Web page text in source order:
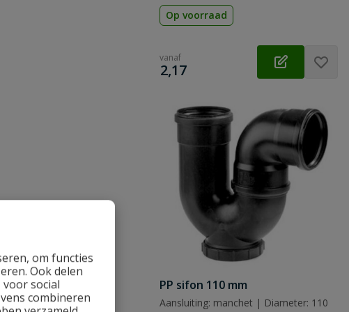
om functies
Ook delen
social
combineren
Op voorraad
vanaf
€
2,17
PP sifon 110 mm
Aansluiting: manchet | Diameter: 110